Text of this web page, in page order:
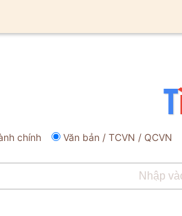
chính Văn bản / TCVN / QCVN